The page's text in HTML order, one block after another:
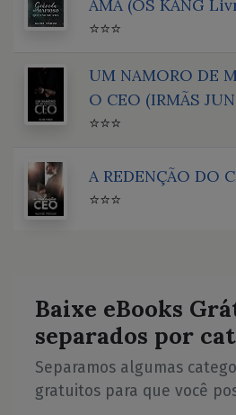
AMA (OS KANG
⭐⭐⭐
UM NAMORO DE
O CEO (IRMÃS
⭐⭐⭐
A REDENÇÃO DO
⭐⭐⭐
Baixe eBooks
separados por
Separamos algumas
gratuitos para que você